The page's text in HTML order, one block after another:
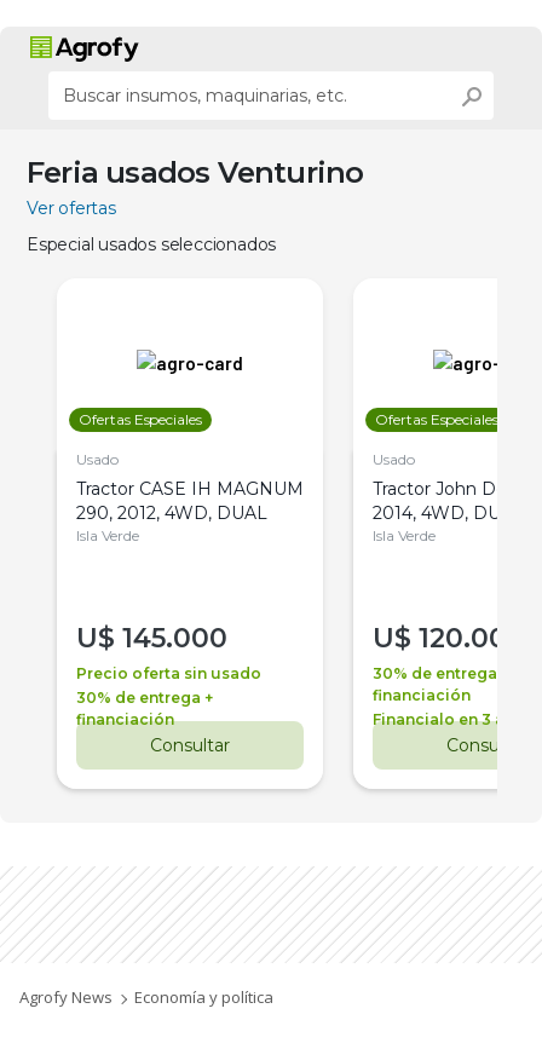
Feria usados Venturino
Ver ofertas
Especial usados seleccionados
Ofertas Especiales
Usado
Tractor CASE IH MAGNUM
290, 2012, 4WD, DUAL
Isla Verde
U$ 145.000
Precio oferta sin usado
30% de entrega +
financiación
Consultar
Ofertas Especiales
Usado
Tractor John Deere
2014, 4WD, DUAL
Isla Verde
U$ 120.000
30% de entrega +
financiación
Financialo en 3 años
Consultar
Agrofy News Economía y política